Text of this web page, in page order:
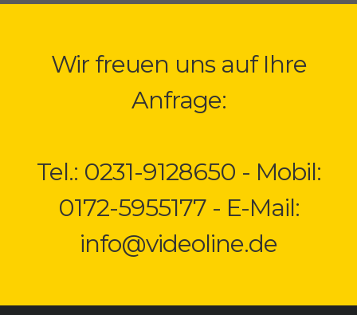
Wir freuen uns auf Ihre
Anfrage:
Tel.: 0231-9128650 - Mobil:
0172-5955177 - E-Mail:
info@videoline.de